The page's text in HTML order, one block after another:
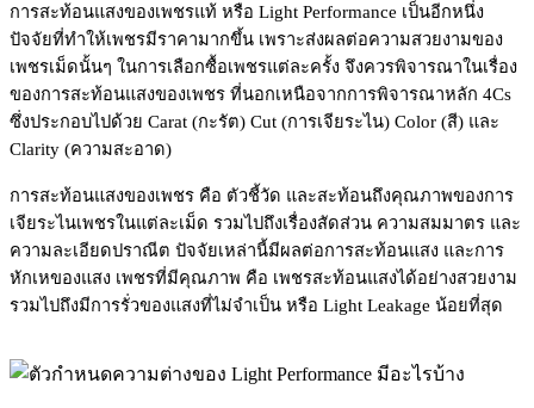
การสะท้อนแสงของเพชรแท้ หรือ Light Performance เป็นอีกหนึ่ง
ปัจจัยที่ทำให้เพชรมีราคามากขึ้น เพราะส่งผลต่อความสวยงามของ
เพชรเม็ดนั้นๆ ในการเลือกซื้อเพชรแต่ละครั้ง จึงควรพิจารณาในเรื่อง
ของการสะท้อนแสงของเพชร ที่นอกเหนือจากการพิจารณาหลัก 4Cs
ซึ่งประกอบไปด้วย Carat (กะรัต) Cut (การเจียระไน) Color (สี) และ
Clarity (ความสะอาด)
การสะท้อนแสงของเพชร คือ ตัวชี้วัด และสะท้อนถึงคุณภาพของการ
เจียระไนเพชรในแต่ละเม็ด รวมไปถึงเรื่องสัดส่วน ความสมมาตร และ
ความละเอียดปราณีต ปัจจัยเหล่านี้มีผลต่อการสะท้อนแสง และการ
หักเหของแสง เพชรที่มีคุณภาพ คือ เพชรสะท้อนแสงได้อย่างสวยงาม
รวมไปถึงมีการรั่วของแสงที่ไม่จำเป็น หรือ Light Leakage น้อยที่สุด